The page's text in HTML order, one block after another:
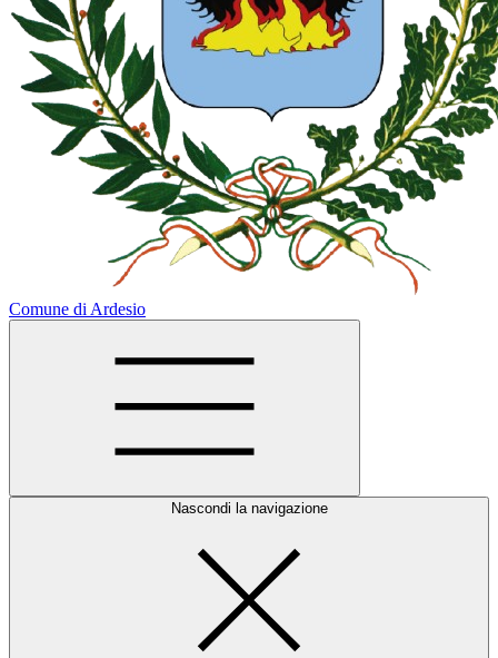
Comune di Ardesio
Nascondi la navigazione